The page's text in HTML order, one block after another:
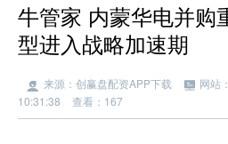
牛管家 内蒙华电并购
型进入战略加速期
来源：创赢盘配资APP下载 网站
10:31:38
查看：167